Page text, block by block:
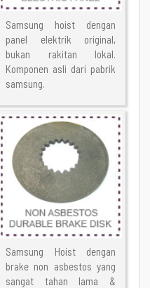
Samsung hoist dengan
panel elektrik original,
bukan rakitan lokal.
Komponen asli dari pabrik
samsung.
Samsung Hoist dengan
brake non asbestos yang
sangat tahan lama &